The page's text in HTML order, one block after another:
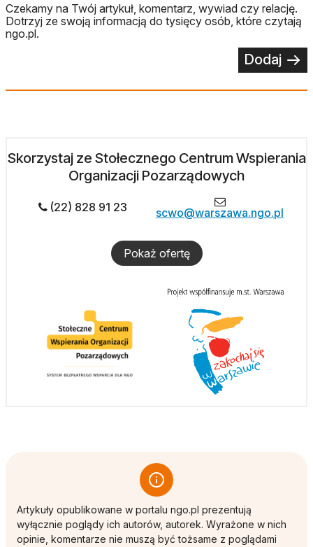
Czekamy na Twój artykuł, komentarz, wywiad czy relację.
Dotrzyj ze swoją informacją do tysięcy osób, które czytają
ngo.pl.
Dodaj
Skorzystaj ze Stołecznego Centrum Wspierania
Organizacji Pozarządowych
(22) 828 91 23 scwo@warszawa.ngo.pl
Pokaż ofertę
Artykuły opublikowane w portalu ngo.pl prezentują
wyłącznie poglądy ich autorów, autorek. Wyrażone w nich
opinie, komentarze nie muszą być tożsame z poglądami